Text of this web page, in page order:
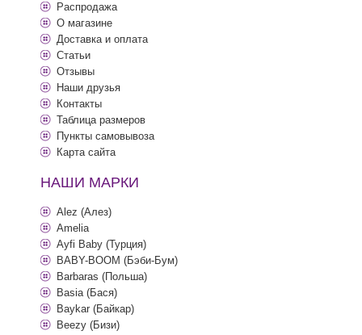
Распродажа
О магазине
Доставка и оплата
Статьи
Отзывы
Наши друзья
Контакты
Таблица размеров
Пункты самовывоза
Карта сайта
НАШИ МАРКИ
Alez (Алез)
Amelia
Ayfi Baby (Турция)
BABY-BOOM (Бэби-Бум)
Barbaras (Польша)
Basia (Бася)
Baykar (Байкар)
Beezy (Бизи)